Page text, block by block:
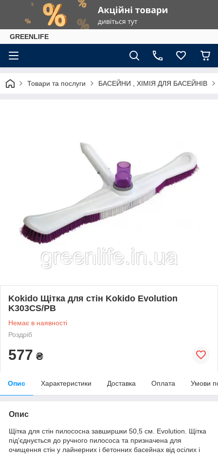
GREENLIFE
Товари та послуги БАСЕЙНИ , ХІМІЯ ДЛЯ БАСЕЙНІВ
Kokido Щітка для стін Kokido Evolution
K303CS/PB
Немає в наявності
Роздріб
577 ₴
Опис Характеристики Доставка Оплата Умови
Опис
Щітка для стін пилососна завширшки 50,5 см. Evolution. Щітка
під'єднується до ручного пилососа та призначена для
очищення стін у лайнерних і бетонних басейнах від осілих і